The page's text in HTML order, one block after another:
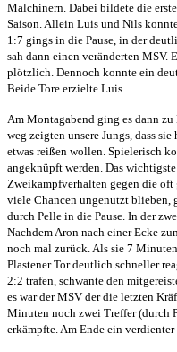
Malchinern. Dabei bildete die
Saison. Allein Luis und Nils
1:7 gings in die Pause, in der
sah dann einen veränderten
plötzlich. Dennoch konnte ein
Beide Tore erzielte Luis.
Am Montagabend ging es dann
weg zeigten unsere Jungs, dass
etwas reißen wollen. Spielerisch
angeknüpft werden. Das
Zweikampfverhalten gegen die
viele Chancen ungenutzt blieben,
durch Pelle in die Pause. In der
Nachdem Aron nach einer Ecke
noch mal zurück. Als sie 7
Plastener Tor deutlich schneller
2:2 trafen, schwante den
es war der MSV der die letzten
Minuten noch zwei Treffer (durch
erkämpfte. Am Ende ein